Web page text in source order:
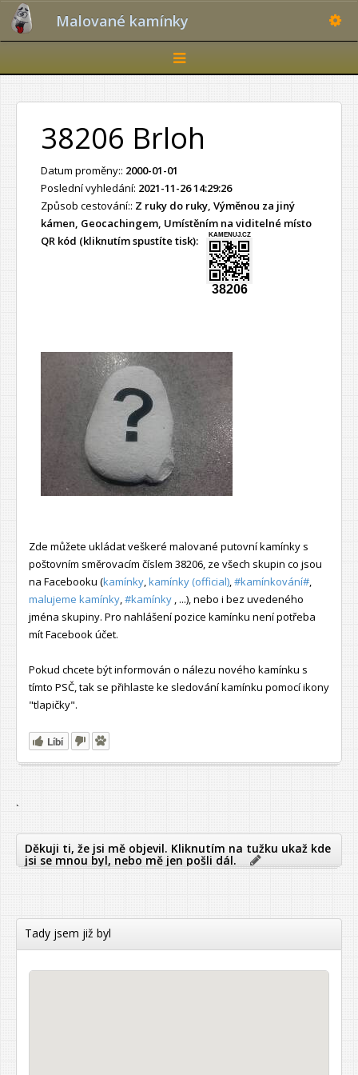
Malované kamínky
Toggle
navigation
38206 Brloh
Datum proměny:: 2000-01-01
Poslední vyhledání: 2021-11-26 14:29:26
Způsob cestování:: Z ruky do ruky, Výměnou za jiný
kámen, Geocachingem, Umístěním na viditelné místo
QR kód (kliknutím spustíte tisk):
KAMENUJ.CZ
38206
Zde můžete ukládat veškeré malované putovní kamínky s
poštovním směrovacím číslem 38206, ze všech skupin co jsou
na Facebooku (kamínky kamínky (official) #kamínkování#
malujeme kamínky #kamínky , ...), nebo i bez uvedeného
jména skupiny. Pro nahlášení pozice kamínku není potřeba
mít Facebook účet.
Pokud chcete být informován o nálezu nového kamínku s
tímto PSČ, tak se přihlaste ke sledování kamínku pomocí ikony
"tlapičky".
Líbí
`
Děkuji ti, že jsi mě objevil. Kliknutím na tužku ukaž kde
jsi se mnou byl, nebo mě jen pošli dál.
Tady jsem již byl